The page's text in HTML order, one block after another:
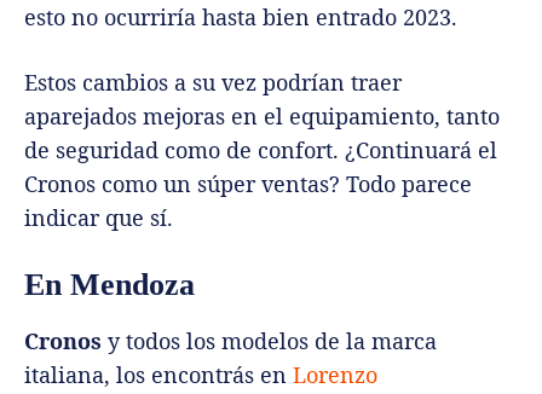
esto no ocurriría hasta bien entrado 2023.
Estos cambios a su vez podrían traer
aparejados mejoras en el equipamiento, tanto
de seguridad como de confort. ¿Continuará el
Cronos como un súper ventas? Todo parece
indicar que sí.
En Mendoza
Cronos y todos los modelos de la marca
italiana, los encontrás en Lorenzo